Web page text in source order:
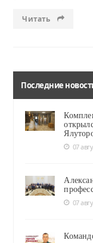
Читать
Последние
07
07